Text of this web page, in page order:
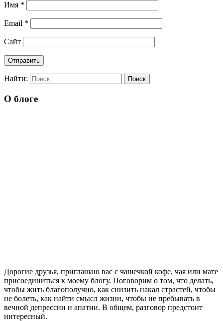
Имя *
Email *
Сайт
Найти:
О блоге
Дорогие друзья, приглашаю вас с чашечкой кофе, чая или мате
присоединиться к моему блогу. Поговорим о том, что делать,
чтобы жить благополучно, как снизить накал страстей, чтобы
не болеть, как найти смысл жизни, чтобы не пребывать в
вечной депрессии и апатии. В общем, разговор предстоит
интересный.